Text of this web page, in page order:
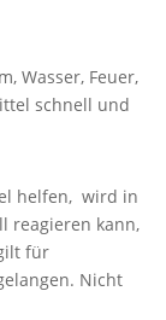
Wasser, Feuer,
schnell und
helfen, wird in
reagieren kann,
für
Nicht